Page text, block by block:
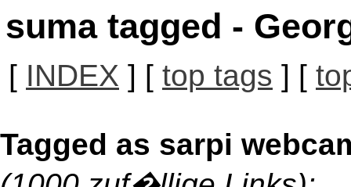
suma tagged -
[ INDEX ] [ top tags ] [
Tagged as sarpi